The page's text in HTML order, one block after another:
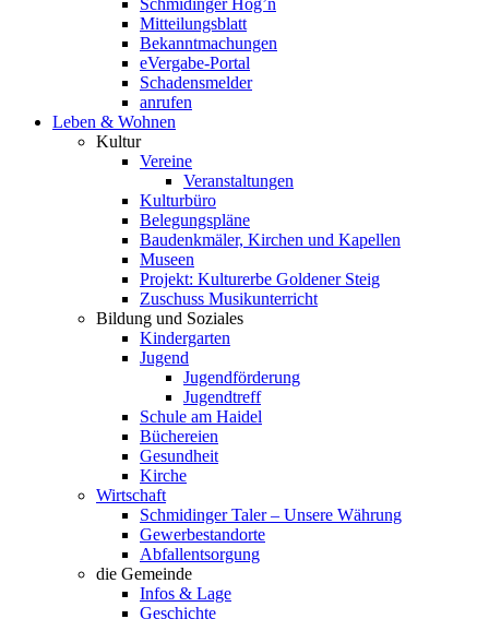
Schmidinger Hog’n
Mitteilungsblatt
Bekanntmachungen
eVergabe-Portal
Schadensmelder
anrufen
Leben & Wohnen
Kultur
Vereine
Veranstaltungen
Kulturbüro
Belegungspläne
Baudenkmäler, Kirchen und Kapellen
Museen
Projekt: Kulturerbe Goldener Steig
Zuschuss Musikunterricht
Bildung und Soziales
Kindergarten
Jugend
Jugendförderung
Jugendtreff
Schule am Haidel
Büchereien
Gesundheit
Kirche
Wirtschaft
Schmidinger Taler – Unsere Währung
Gewerbestandorte
Abfallentsorgung
die Gemeinde
Infos & Lage
Geschichte